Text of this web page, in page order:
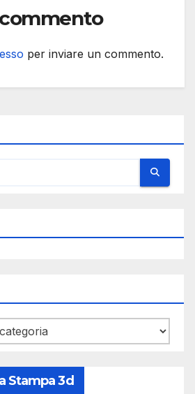
per inviare un commento.
Stampa 3d